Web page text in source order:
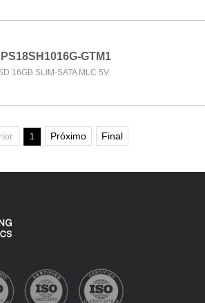
GTM1
16GB SLIM-SATA MLC 5V
1 Próximo Final